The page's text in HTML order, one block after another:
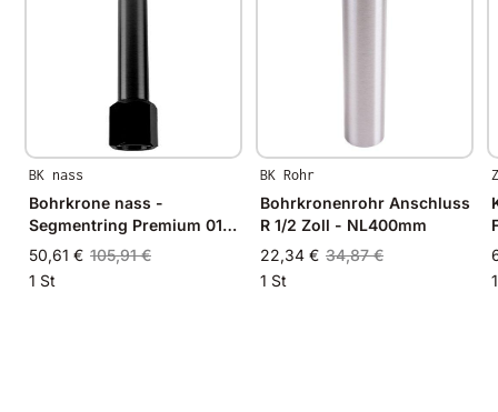
BK nass
Bohrkrone nass -
Segmentring Premium 015
- 1 1/4 Zoll
50,61 € 105,91 €
1 St
BK Rohr
Bohrkronenrohr Anschluss
R 1/2 Zoll - NL400mm
22,34 € 34,87 €
1 St